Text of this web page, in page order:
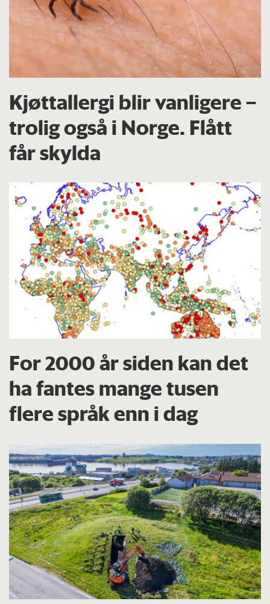
Kjøttallergi blir vanligere –
trolig også i Norge. Flått
får skylda
For 2000 år siden kan det
ha fantes mange tusen
flere språk enn i dag